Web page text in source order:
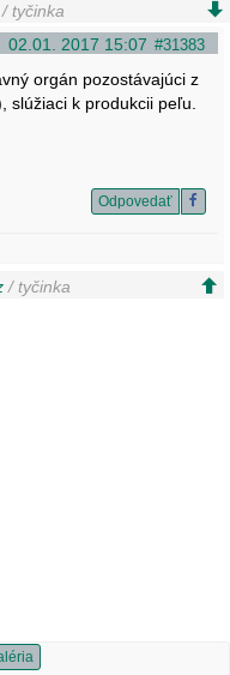
/ tyčinka
02.01. 2017 15:07 #31383
orgán pozostávajúci z
slúžiaci k produkcii peľu.
Odpovedať
/ tyčinka